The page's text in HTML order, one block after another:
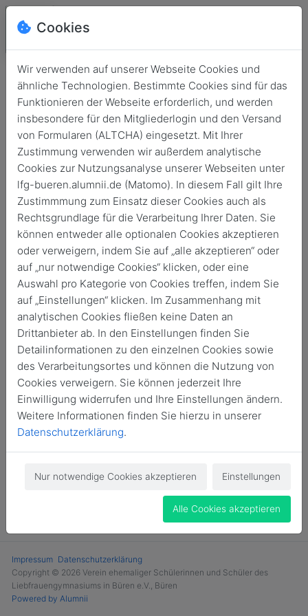
Login
Keine Zugangsdaten?
Login
Impressum Datenschutzerklärung
Copyright © 2026 Verein ehemaliger Schülerinnen und Schüler des
Liebfrauengymnasiums in Büren e.V., Büren
Powered by Alumnii
Cookies
Wir verwenden auf unserer Webseite Cookies und
ähnliche Technologien. Bestimmte Cookies sind für das
Funktionieren der Webseite erforderlich, und werden
insbesondere für den Mitgliederlogin und den Versand
von Formularen (ALTCHA) eingesetzt. Mit Ihrer
Zustimmung verwenden wir außerdem analytische
Cookies zur Nutzungsanalyse unserer Webseiten unter
lfg-bueren.alumnii.de (Matomo). In diesem Fall gilt Ihre
Zustimmmung zum Einsatz dieser Cookies auch als
Rechtsgrundlage für die Verarbeitung Ihrer Daten. Sie
können entweder alle optionalen Cookies akzeptieren
oder verweigern, indem Sie auf „alle akzeptieren“ oder
auf „nur notwendige Cookies“ klicken, oder eine
Auswahl pro Kategorie von Cookies treffen, indem Sie
auf „Einstellungen“ klicken. Im Zusammenhang mit
analytischen Cookies fließen keine Daten an
Drittanbieter ab. In den Einstellungen finden Sie
Detailinformationen zu den einzelnen Cookies sowie
des Verarbeitungsortes und können die Nutzung von
Cookies verweigern. Sie können jederzeit Ihre
Einwilligung widerrufen und Ihre Einstellungen ändern.
Weitere Informationen finden Sie hierzu in unserer
Datenschutzerklärung.
Nur notwendige Cookies akzeptieren Einstellungen
Alle Cookies akzeptieren